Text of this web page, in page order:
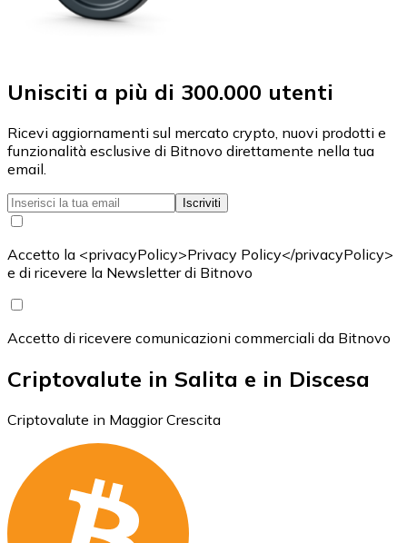
Unisciti a più di 300.000 utenti
Ricevi aggiornamenti sul mercato crypto, nuovi prodotti e
funzionalità esclusive di Bitnovo direttamente nella tua
email.
Iscriviti
Accetto la <privacyPolicy>Privacy Policy</privacyPolicy>
e di ricevere la Newsletter di Bitnovo
Accetto di ricevere comunicazioni commerciali da Bitnovo
Criptovalute in Salita e in Discesa
Criptovalute in Maggior Crescita